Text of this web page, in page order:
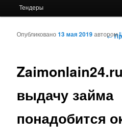
Тендеры
←
выдачу займа
понадобится
Опубликовано13 мая 2019автором